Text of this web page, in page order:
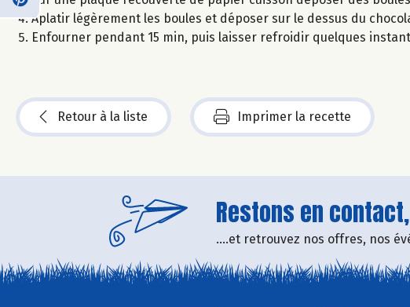
Aplatir légèrement les boules et déposer sur le dessus du
Enfourner pendant 15 min, puis laisser refroidir quelques
Retour à la liste Imprimer la recette
Restons en
....et retrouvez nos offres, nos